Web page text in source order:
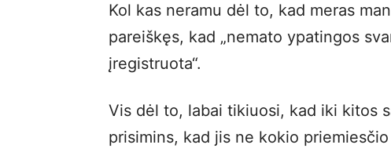
Kol kas neramu dėl to, kad meras
pareiškęs, kad „nemato ypatingos
įregistruota“.
Vis dėl to, labai tikiuosi, kad iki kitos
prisimins, kad jis ne kokio